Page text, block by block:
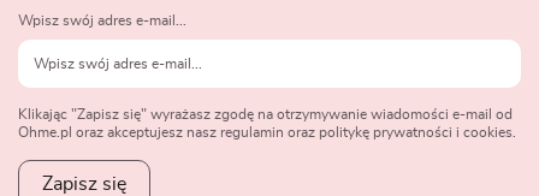
Wpisz swój adres e-mail...
Klikając "Zapisz się" wyrażasz zgodę na otrzymywanie wiadomości e-mail od
Ohme.pl oraz akceptujesz nasz regulamin oraz politykę prywatności i cookies.
Zapisz się